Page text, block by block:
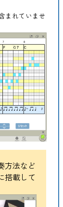
まれていませ
方法など
搭載して